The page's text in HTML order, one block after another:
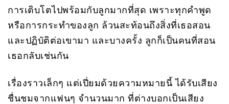
การเติบโตไปพร้อมกับลูกมากที่สุด เพราะทุกคำพูด
หรือการกระทำของลูก ล้วนสะท้อนถึงสิ่งที่เธอสอน
และปฏิบัติต่อเขามา และบางครั้ง ลูกก็เป็นคนที่สอน
เธอกลับเช่นกัน
เรื่องราวเล็กๆ แต่เปี่ยมด้วยความหมายนี้ ได้รับเสียง
ชื่นชมจากแฟนๆ จำนวนมาก ที่ต่างบอกเป็นเสียง